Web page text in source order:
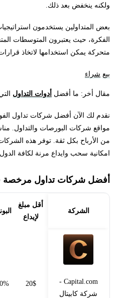
ولكنه ينخفض بعد ذلك.
بعض المتداولين يستخدمون
الفكرة، حيث يعتبرون المتوسطات
متحركة يمكن استخدامها لاتخاذ قرارات
بيع شراء
مقال أخر: ما أفضل أدوات التداول
نقدم لك الآن أفضل شركات تداول
مواقع شركات البورصات والتداول.
من الأرباح بكل ثقة. توفر هذه
امكانية سحب وايداع مرنة لكافة الدول
أفضل شركات تداول مرخصة في
الشركة
أقل مبلغ
لإيداع
Capital.com -
شركة كابيتال
20$